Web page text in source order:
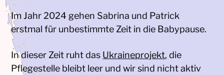
Im Jahr 2024 gehen Sabrina und Patrick
erstmal für unbestimmte Zeit in die Babypause.
In dieser Zeit ruht das Ukraineprojekt, die
Pflegestelle bleibt leer und wir sind nicht aktiv